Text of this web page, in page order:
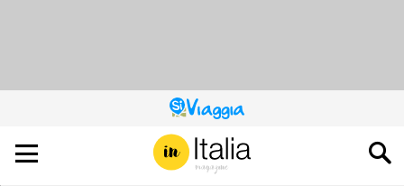
QUESTO
SITO
CONTRIBUISCE
ALL’AUDIENCE
DI